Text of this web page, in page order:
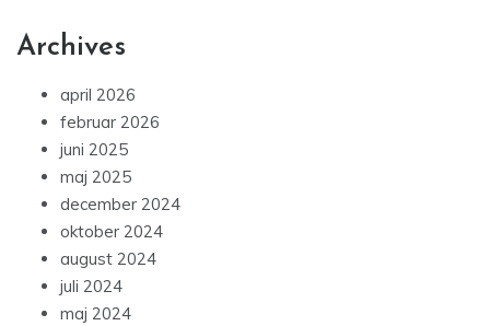
Archives
april 2026
februar 2026
juni 2025
maj 2025
december 2024
oktober 2024
august 2024
juli 2024
maj 2024